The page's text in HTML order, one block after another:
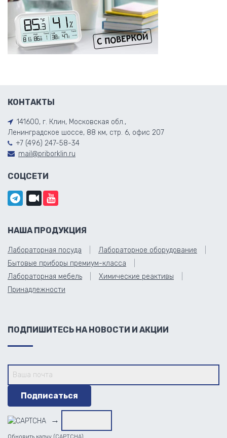
КОНТАКТЫ
141600, г. Клин, Московская обл.,
Ленинградское шоссе, 88 км, стр. 6, офис 207
+7 (496) 247-58-34
mail@priborklin.ru
СОЦСЕТИ
НАША ПРОДУКЦИЯ
Лабораторная посуда
Лабораторное оборудование
Бытовые приборы премиум-класса
Лабораторная мебель
Химические реактивы
Принадлежности
ПОДПИШИТЕСЬ НА НОВОСТИ И АКЦИИ
→